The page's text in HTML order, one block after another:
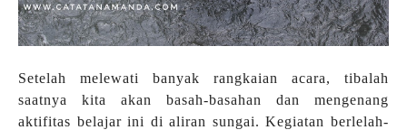
Setelah melewati banyak rangkaian acara, tibalah
saatnya kita akan basah-basahan dan mengenang
aktifitas belajar ini di aliran sungai. Kegiatan berlelah-